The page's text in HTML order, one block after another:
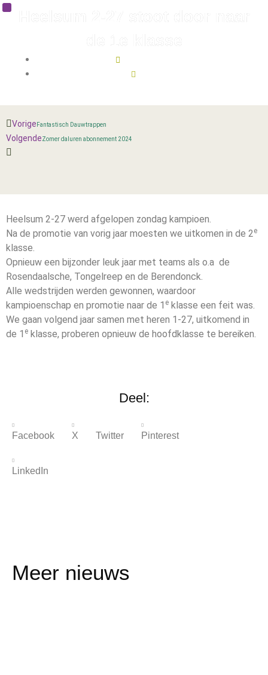
Vorige Fantastisch Dauwtrappen
VolgendeZomer daluren abonnement 2024
Heelsum 2-27 werd afgelopen zondag kampioen.
Na de promotie van vorig jaar moesten we uitkomen in de 2e
klasse.
Opnieuw een bijzonder leuk jaar met teams als o.a de
Rosendaalsche, Tongelreep en de Berendonck.
Alle wedstrijden werden gewonnen, waardoor
kampioenschap en promotie naar de 1 e klasse een feit was.
We gaan volgend jaar samen met heren 1-27, uitkomend in
de 1 e klasse, proberen opnieuw de hoofdklasse te bereiken.
Deel:
Facebook X Twitter Pinterest
LinkedIn
Meer nieuws